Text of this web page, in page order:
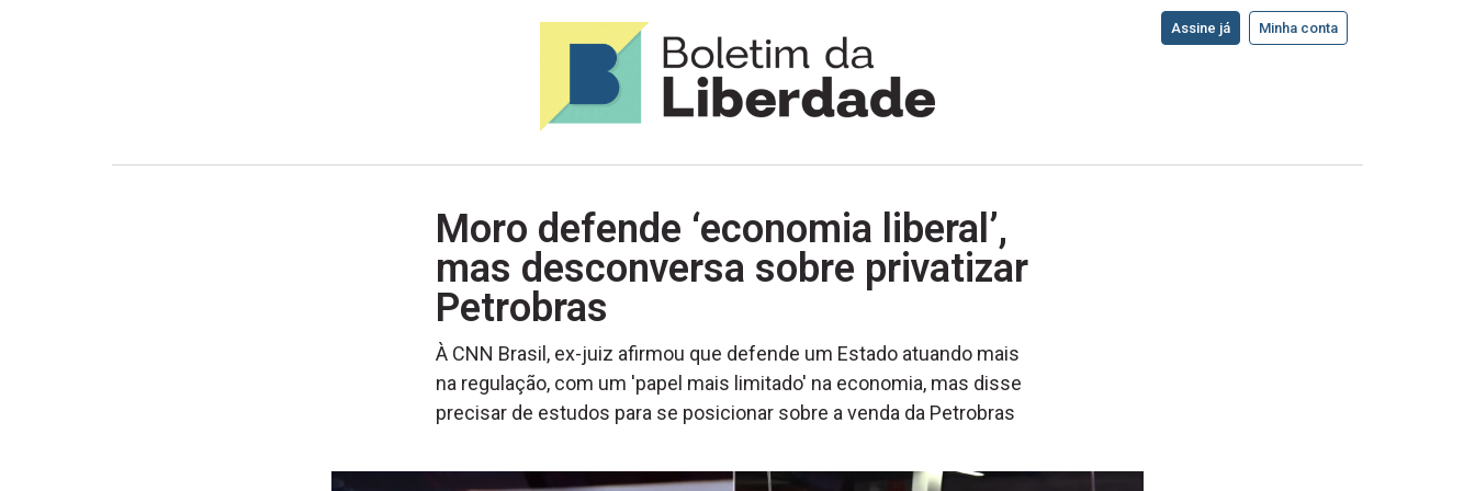
Assine já Minha conta
Moro defende ‘economia liberal’,
mas desconversa sobre privatizar
Petrobras
À CNN Brasil, ex-juiz afirmou que defende um Estado atuando mais
na regulação, com um 'papel mais limitado' na economia, mas disse
precisar de estudos para se posicionar sobre a venda da Petrobras